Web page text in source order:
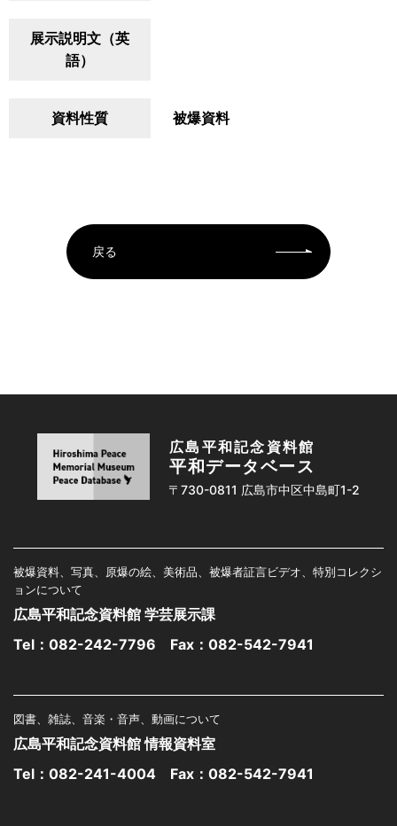
展示説明文（英
語）
資料性質 被爆資料
戻る
広島平和記念資料館
平和データベース
〒730-0811 広島市中区中島町1-2
被爆資料、写真、原爆の絵、美術品、被爆者証言ビデオ、特別コレクシ
ョンについて
広島平和記念資料館 学芸展示課
Tel： 082-242-7796 Fax：082-542-7941
図書、雑誌、音楽・音声、動画について
広島平和記念資料館 情報資料室
Tel： 082-241-4004 Fax：082-542-7941